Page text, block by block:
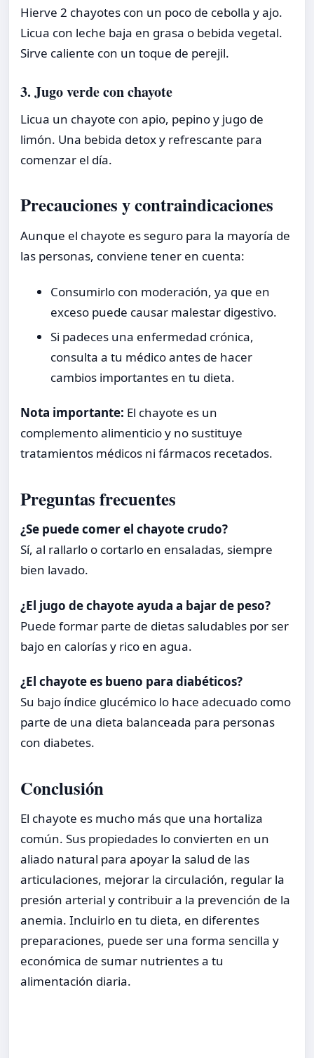
Hierve 2 chayotes con un poco de cebolla y ajo.
Licua con leche baja en grasa o bebida vegetal.
Sirve caliente con un toque de perejil.
3. Jugo verde con chayote
Licua un chayote con apio, pepino y jugo de
limón. Una bebida detox y refrescante para
comenzar el día.
Precauciones y contraindicaciones
Aunque el chayote es seguro para la mayoría de
las personas, conviene tener en cuenta:
Consumirlo con moderación, ya que en
exceso puede causar malestar digestivo.
Si padeces una enfermedad crónica,
consulta a tu médico antes de hacer
cambios importantes en tu dieta.
Nota importante: El chayote es un
complemento alimenticio y no sustituye
tratamientos médicos ni fármacos recetados.
Preguntas frecuentes
¿Se puede comer el chayote crudo?
Sí, al rallarlo o cortarlo en ensaladas, siempre
bien lavado.
¿El jugo de chayote ayuda a bajar de peso?
Puede formar parte de dietas saludables por ser
bajo en calorías y rico en agua.
¿El chayote es bueno para diabéticos?
Su bajo índice glucémico lo hace adecuado como
parte de una dieta balanceada para personas
con diabetes.
Conclusión
El chayote es mucho más que una hortaliza
común. Sus propiedades lo convierten en un
aliado natural para apoyar la salud de las
articulaciones, mejorar la circulación, regular la
presión arterial y contribuir a la prevención de la
anemia. Incluirlo en tu dieta, en diferentes
preparaciones, puede ser una forma sencilla y
económica de sumar nutrientes a tu
alimentación diaria.